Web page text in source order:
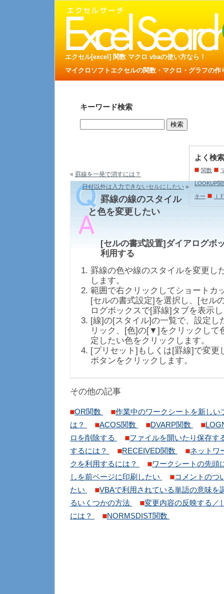
エクセル[excel] 関数 マクロ vbaの使い方なら！
マイクロソフトエクセルの関数・マクロ・グラフの
キーワード検索
よく検
関数
LOOKUP関
キー Ｉ
« 罫線を一発で消すには？
日付以外は入力できないセルにしたい»
罫線の線のスタイル
と色を変更したい
[セルの書式設置]ダイアログボ
利用する
罫線の色や線のスタイルを変更し
します。
範囲で右クリックしてショートカ
[セルの書式設定]を選択し、[セル
ログボックスで[罫線]タブを表示
[線]の[スタイル]の一覧で、設定し
リック、[色]の[▼]をクリックして
定したい色をクリックします。
[プリセット]もしくは[罫線]で変更
ボタンをクリックします。
その他の記事
OR関数
作業中のワークシートを新しい
は？
ACOS関数 DVARP関数
ロを削除する
ファイルを開いたり保存す
するには？
RECEIVED関数
ネットワ
クを利用するには？
ワークシートの先頭
しを前ページに印刷したい
コメントのつ
たい
VBAで利用されている単語の意味を
るいくつかの方法
変更内容の反映する／
には？
NORMSDIST関数